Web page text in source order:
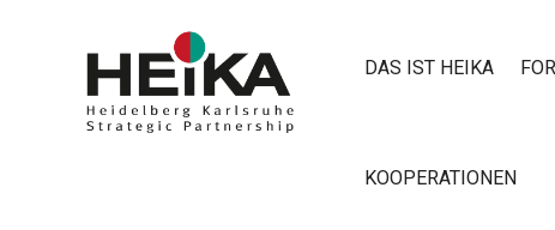
navigation
DAS IST HEIKA
KOOPERATIONEN